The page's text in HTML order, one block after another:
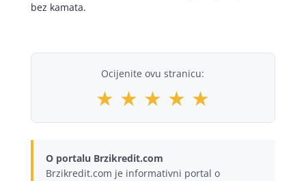
bez kamata.
Ocijenite ovu stranicu:
★ ★ ★ ★ ★
O portalu Brzikredit.com
Brzikredit.com je informativni portal o